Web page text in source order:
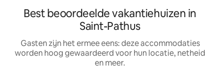
Best beoordeelde vakantiehuizen in
Saint-Pathus
Gasten zijn het ermee eens: deze accommodaties
worden hoog gewaardeerd voor hun locatie, netheid
en meer.